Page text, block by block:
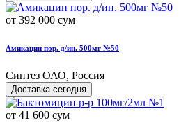
от 392 000 сум
Амикацин пор. д/ин. 500мг №50
Синтез ОАО, Россия
Доставка сегодня
от 41 600 сум